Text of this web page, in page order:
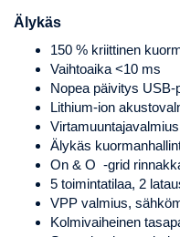
Älykäs
150 % kriittinen
Vaihtoaika <10 ms
Nopea päivitys USB-
Lithium-ion
Älykäs
On & O -grid
5 toimintatilaa, 2
VPP valmius,
Kolmivaiheinen